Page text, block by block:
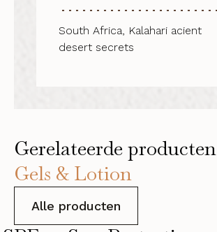
Gerelateerde producten
Gels & Lotion
Alle producten
South Africa, Kalahari acient
desert secrets